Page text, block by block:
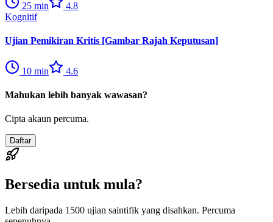
25 min
4.8
Kognitif
Ujian Pemikiran Kritis [Gambar Rajah Keputusan]
10 min 4.6
Mahukan lebih banyak wawasan?
Cipta akaun percuma.
Daftar
Bersedia untuk mula?
Lebih daripada 1500 ujian saintifik yang disahkan. Percuma